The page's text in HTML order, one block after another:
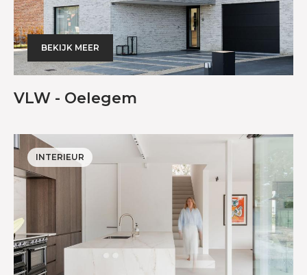
BEKIJK MEER
VLW - Oelegem
INTERIEUR